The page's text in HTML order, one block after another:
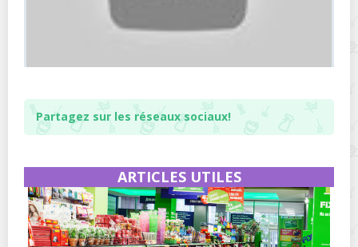
Partagez sur les réseaux sociaux!
ARTICLES UTILES